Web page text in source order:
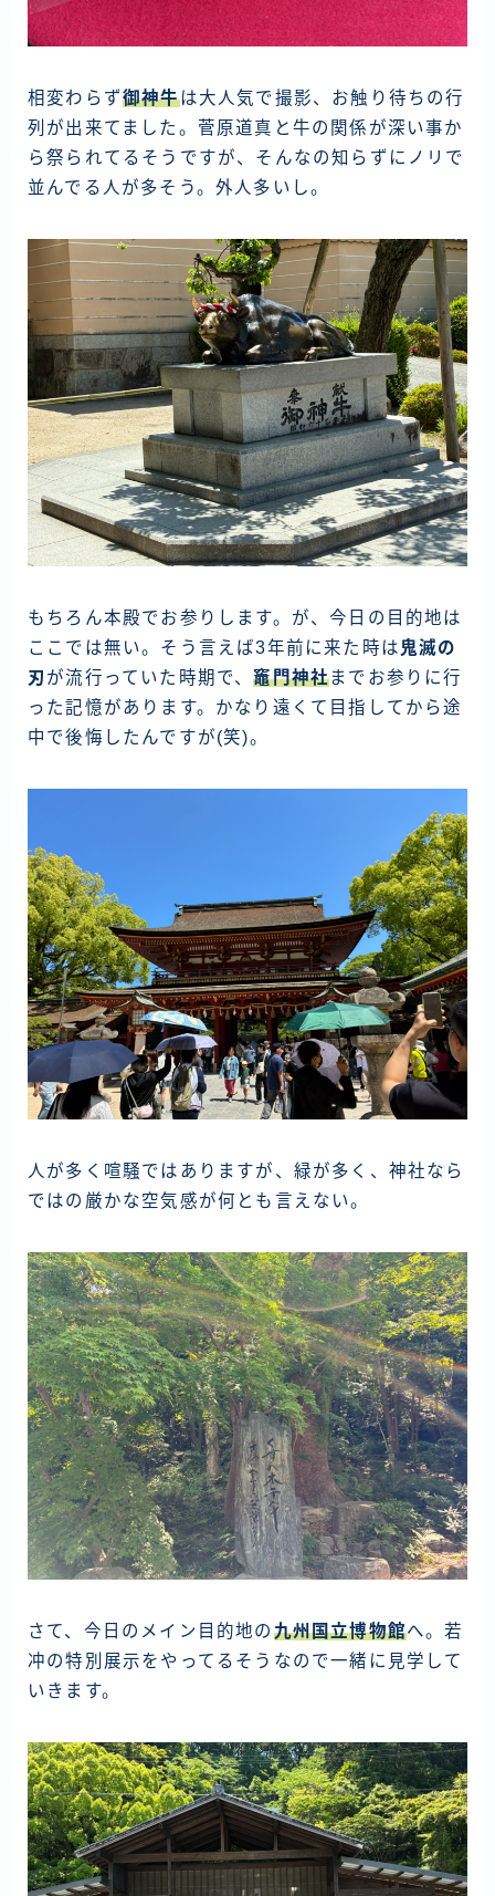
相変わらず御神牛は大人気で撮影、お触り待ちの行
列が出来てました。菅原道真と牛の関係が深い事か
ら祭られてるそうですが、そんなの知らずにノリで
並んでる人が多そう。外人多いし。
もちろん本殿でお参りします。が、今日の目的地は
ここでは無い。そう言えば3年前に来た時は 鬼滅の
刃 が流行っていた時期で、竈門神社までお参りに行
った記憶があります。かなり遠くて目指してから途
中で後悔したんですが(笑)。
人が多く喧騒ではありますが、緑が多く、神社なら
ではの厳かな空気感が何とも言えない。
さて、今日のメイン目的地の 九州国立博物館へ。若
冲の特別展示をやってるそうなので一緒に見学して
いきます。